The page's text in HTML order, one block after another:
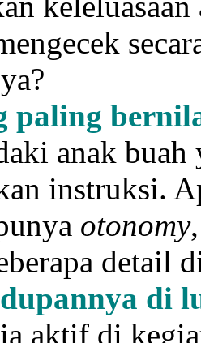
paling
anak
instruksi.
otonomy
detail
di
aktif di